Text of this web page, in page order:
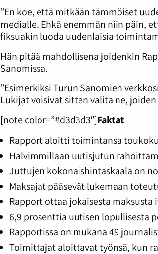
”En koe, että mitkään tämmöiset
medialle. Ehkä enemmän niin päin,
fiksuakin luoda uudenlaisia
Hän pitää mahdollisena joidenkin
Sanomissa.
”Esimerkiksi Turun Sanomien
Lukijat voisivat sitten valita ne,
[note color=”#d3d3d3″]Faktat
Rapport aloitti toimintansa
Halvimmillaan uutisjutun
Juttujen kokonaishintaskaala on
Maksajat pääsevät lukemaan
Rapport ottaa jokaisesta maksusta
6,9 prosenttia uutisen lopullisesta
Rapportissa on mukana 49
Toimittajat aloittavat työnsä, kun